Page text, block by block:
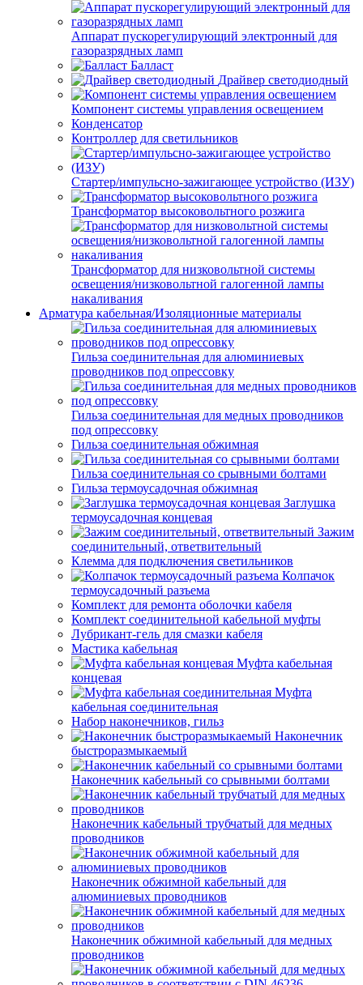
Аппарат пускорегулирующий электронный для
газоразрядных ламп
Балласт
Драйвер светодиодный
Компонент системы управления освещением
Конденсатор
Контроллер для светильников
Стартер/импульсно-зажигающее устройство (ИЗУ)
Трансформатор высоковольтного розжига
Трансформатор для низковольтной системы
освещения/низковольтной галогенной лампы
накаливания
Арматура кабельная/Изоляционные материалы
Гильза соединительная для алюминиевых
проводников под опрессовку
Гильза соединительная для медных проводников
под опрессовку
Гильза соединительная обжимная
Гильза соединительная со срывными болтами
Гильза термоусадочная обжимная
Заглушка
термоусадочная концевая
Зажим
соединительный, ответвительный
Клемма для подключения светильников
Колпачок
термоусадочный разъема
Комплект для ремонта оболочки кабеля
Комплект соединительной кабельной муфты
Лубрикант-гель для смазки кабеля
Мастика кабельная
Муфта кабельная
концевая
Муфта
кабельная соединительная
Набор наконечников, гильз
Наконечник
быстроразмыкаемый
Наконечник кабельный со срывными болтами
Наконечник кабельный трубчатый для медных
проводников
Наконечник обжимной кабельный для
алюминиевых проводников
Наконечник обжимной кабельный для медных
проводников